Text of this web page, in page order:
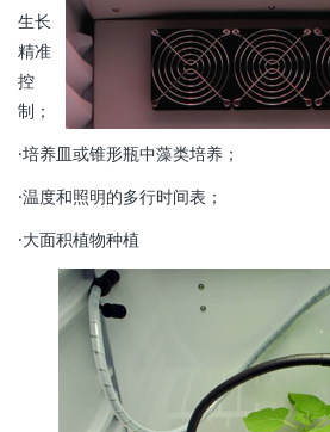
生长
精准
控
制；
·培养皿或锥形瓶中藻类培养；
·温度和照明的多行时间表；
·大面积植物种植